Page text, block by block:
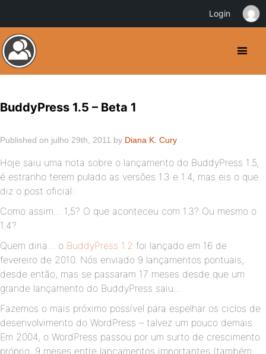
BuddyPress 1.5 – Beta 1
Published on julho 29th, 2011 by Diana K. Cury
Hoje saiu uma nota sobre o lançamento do BuddyPress 1.5,
é estranho terem pulado as versões 1.3 e 1.4, mas eis o que
diz o post oficial:
Como assim… 1,5? O que aconteceu com 1.3? Ou mesmo o
1.4?
Quem diria… o BuddyPress 1.2 foi lançado em 16 de
fevereiro de 2010. Nós enviado 9 lançamentos pontuais,
desde então, mas se passaram 17 meses desde que um
grande lançamento do BuddyPress saiu…
Fazemos o mais próximo possível para espelhar os ciclos de
desenvolvimento do WordPress – talvez um pouco demais.
Em 2004, o WordPress passou por um surto de crescimento
próprio, 9 meses entre lançamentos importantes (também
Login